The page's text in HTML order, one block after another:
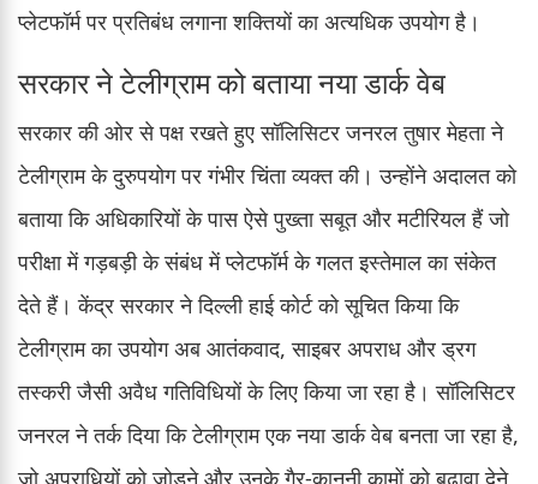
प्लेटफॉर्म पर प्रतिबंध लगाना शक्तियों का अत्यधिक उपयोग है।
सरकार ने टेलीग्राम को बताया नया डार्क वेब
सरकार की ओर से पक्ष रखते हुए सॉलिसिटर जनरल तुषार मेहता ने
टेलीग्राम के दुरुपयोग पर गंभीर चिंता व्यक्त की। उन्होंने अदालत को
बताया कि अधिकारियों के पास ऐसे पुख्ता सबूत और मटीरियल हैं जो
परीक्षा में गड़बड़ी के संबंध में प्लेटफॉर्म के गलत इस्तेमाल का संकेत
देते हैं। केंद्र सरकार ने दिल्ली हाई कोर्ट को सूचित किया कि
टेलीग्राम का उपयोग अब आतंकवाद, साइबर अपराध और ड्रग
तस्करी जैसी अवैध गतिविधियों के लिए किया जा रहा है। सॉलिसिटर
जनरल ने तर्क दिया कि टेलीग्राम एक नया डार्क वेब बनता जा रहा है,
जो अपराधियों को जोड़ने और उनके गैर-कानूनी कामों को बढ़ावा देने